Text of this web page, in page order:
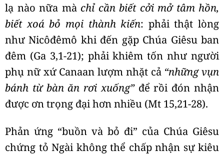
lạ nào nữa mà chỉ cần biết cởi mở tâm hồn,
biết xoá bỏ mọi thành kiến: phải thật lòng
như Nicôđêmô khi đến gặp Chúa Giêsu ban
đêm (Ga 3,1-21); phải khiêm tốn như người
phụ nữ xứ Canaan lượm nhặt cả “những vụn
bánh từ bàn ăn rơi xuống”để rồi đón nhận
được ơn trọng đại hơn nhiều (Mt 15,21-28).
Phản ứng “buồn và bỏ đi” của Chúa Giêsu
chứng tỏ Ngài không thể chấp nhận sự kiêu